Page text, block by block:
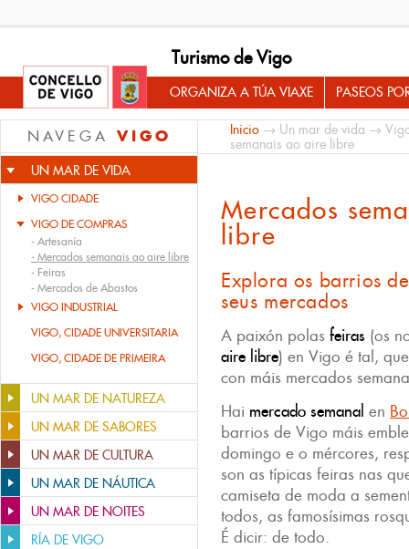
Turismo de Vigo
ORGANIZA A TÚA VIAXE PASEOS
NAVEGA VIGO
UN MAR DE VIDA
VIGO CIDADE
VIGO DE COMPRAS
- Artesanía
- Mercados semanais ao aire libre
- Feiras
- Mercados de Abastos
VIGO INDUSTRIAL
VIGO, CIDADE UNIVERSITARIA
VIGO, CIDADE DE PRIMEIRA
UN MAR DE NATUREZA
UN MAR DE SABORES
UN MAR DE CULTURA
UN MAR DE NÁUTICA
UN MAR DE NOITES
RÍA DE VIGO
Inicio → Un mar de vida →
semanais ao aire libre
Mercados
libre
Explora os barrios
seus mercados
A paixón polas feiras (os
aire libre) en Vigo é tal,
con máis mercados
Hai mercado semanal en
barrios de Vigo máis
domingo e o mércores,
son as típicas feiras nas
camiseta de moda a
todos, as famosísimas
É dicir: de todo.